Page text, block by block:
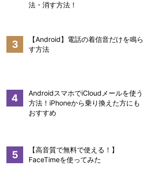
法・消す方法！
3
【Android】電話の着信音だけを鳴ら
す方法
4
AndroidスマホでiCloudメールを使う
方法！iPhoneから乗り換えた方にも
おすすめ
5
【高音質で無料で使える！】
FaceTimeを使ってみた